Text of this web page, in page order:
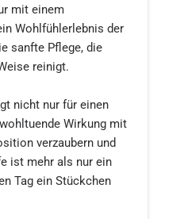
mit einem
Wohlfühlerlebnis der
sanfte Pflege, die
reinigt.
nicht nur für einen
Wirkung mit
verzaubern und
ist mehr als nur ein
Tag ein Stückchen